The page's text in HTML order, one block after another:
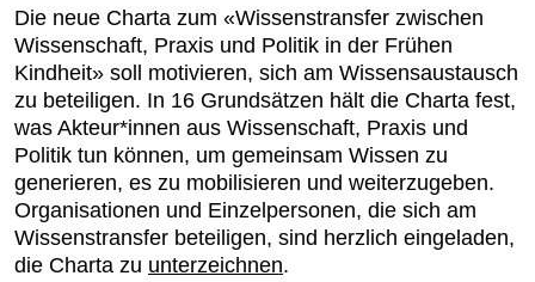
Die neue Charta zum «Wissenstransfer zwischen
Wissenschaft, Praxis und Politik in der Frühen
Kindheit» soll motivieren, sich am Wissensaustausch
zu beteiligen. In 16 Grundsätzen hält die Charta fest,
was Akteur*innen aus Wissenschaft, Praxis und
Politik tun können, um gemeinsam Wissen zu
generieren, es zu mobilisieren und weiterzugeben.
Organisationen und Einzelpersonen, die sich am
Wissenstransfer beteiligen, sind herzlich eingeladen,
die Charta zu unterzeichnen.